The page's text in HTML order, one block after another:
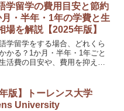
学留学の費用目安と節約
・半年・1年の学費と生
場を解説【2025年版】
学留学をする場合、どれくら
かる？1か月・半年・1年ごと
活費の目安や、費用を抑える
年版】トーレンス大学
University